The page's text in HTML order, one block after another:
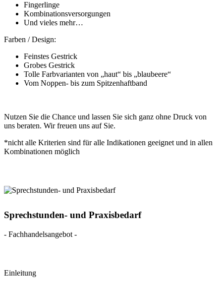
Fingerlinge
Kombinationsversorgungen
Und vieles mehr…
Farben / Design:
Feinstes Gestrick
Grobes Gestrick
Tolle Farbvarianten von „haut“ bis „blaubeere“
Vom Noppen- bis zum Spitzenhaftband
Nutzen Sie die Chance und lassen Sie sich ganz ohne Druck von
uns beraten. Wir freuen uns auf Sie.
*nicht alle Kriterien sind für alle Indikationen geeignet und in allen
Kombinationen möglich
Sprechstunden- und Praxisbedarf
- Fachhandelsangebot -
Einleitung